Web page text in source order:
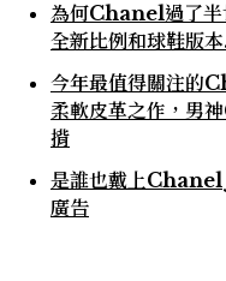
為何Chanel過了半
全新比例和球鞋版
今年最值得關注
柔軟皮革之作，男
揹
是誰也戴上Chanel
廣告